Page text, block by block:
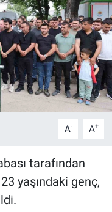
A- A+
tarafından
yaşındaki genç,